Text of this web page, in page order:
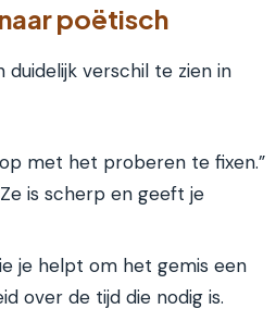
poëtisch
duidelijk verschil te zien in
met het proberen te fixen.”
is scherp en geeft je
je helpt om het gemis een
over de tijd die nodig is.